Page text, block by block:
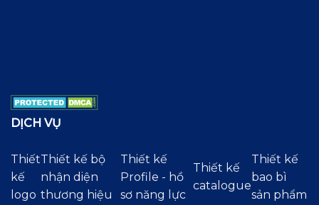
DỊCH VỤ
Thiết
kế
logo
Thiết kế bộ
nhận diện
thương hiệu
Thiết kế
Profile - hồ
sơ năng lực
Thiết kế
catalogue
Thiết kế
bao bì
sản phẩm